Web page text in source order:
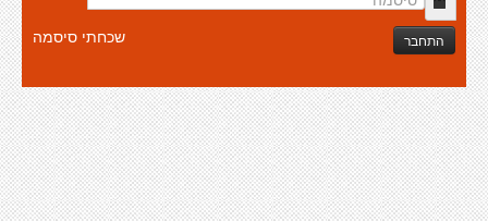
התחבר שכחתי סיסמה